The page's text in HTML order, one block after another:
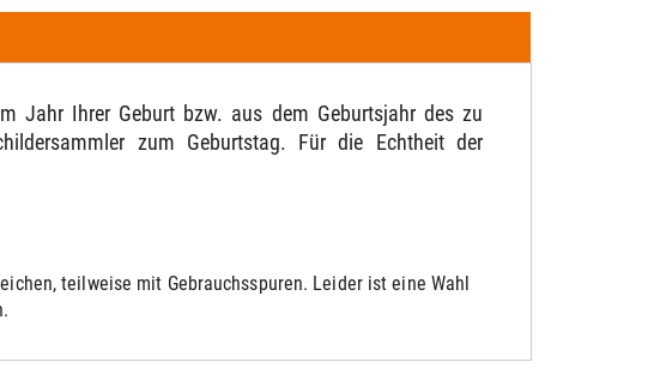
Jahr Ihrer Geburt bzw. aus dem Geburtsjahr des zu
zum Geburtstag. Für die Echtheit der
teilweise mit Gebrauchsspuren. Leider ist eine Wahl